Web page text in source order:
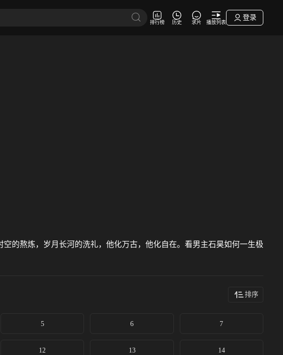
排行榜 历史 求片 播放列表
登录
的熬炼，岁月长河的洗礼，他化万古，他化自在。看男主石昊如何一生极
排序
5 6 7
12 13 14